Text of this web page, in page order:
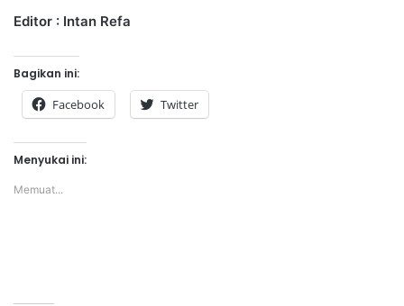
Editor : Intan Refa
Bagikan ini:
Facebook Twitter
Menyukai ini:
Memuat...